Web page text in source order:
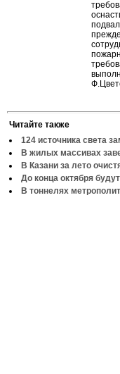
Читайте также
124 источника света
В жилых массивах
В Казани за лето
До конца октября
В тоннелях